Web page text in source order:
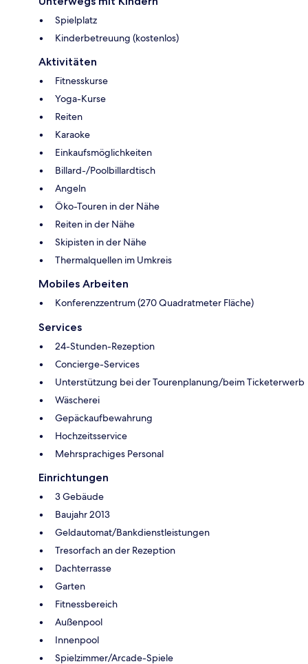
Spielplatz
Kinderbetreuung (kostenlos)
Aktivitäten
Fitnesskurse
Yoga-Kurse
Reiten
Karaoke
Einkaufsmöglichkeiten
Billard-/Poolbillardtisch
Angeln
Öko-Touren in der Nähe
Reiten in der Nähe
Skipisten in der Nähe
Thermalquellen im Umkreis
Mobiles Arbeiten
Konferenzzentrum (270 Quadratmeter Fläche)
Services
24-Stunden-Rezeption
Concierge-Services
Unterstützung bei der Tourenplanung/beim Ticketerwerb
Wäscherei
Gepäckaufbewahrung
Hochzeitsservice
Mehrsprachiges Personal
Einrichtungen
3 Gebäude
Baujahr 2013
Geldautomat/Bankdienstleistungen
Tresorfach an der Rezeption
Dachterrasse
Garten
Fitnessbereich
Außenpool
Innenpool
Spielzimmer/Arcade-Spiele